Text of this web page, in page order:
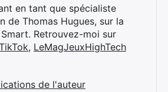
en tant que spécialiste
de Thomas Hugues, sur la
Retrouvez-moi sur
, LeMagJeuxHighTech
de l'auteur